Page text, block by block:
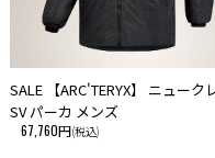
SALE 【ARC'TERYX】 ニューク
SV パーカ メンズ
67,760円(税込)